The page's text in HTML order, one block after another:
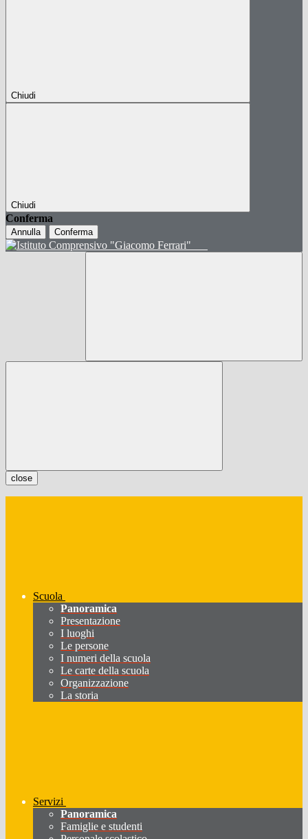
Chiudi
Chiudi
Conferma
Annulla Conferma
close
Scuola
Panoramica
Presentazione
I luoghi
Le persone
I numeri della scuola
Le carte della scuola
Organizzazione
La storia
Servizi
Panoramica
Famiglie e studenti